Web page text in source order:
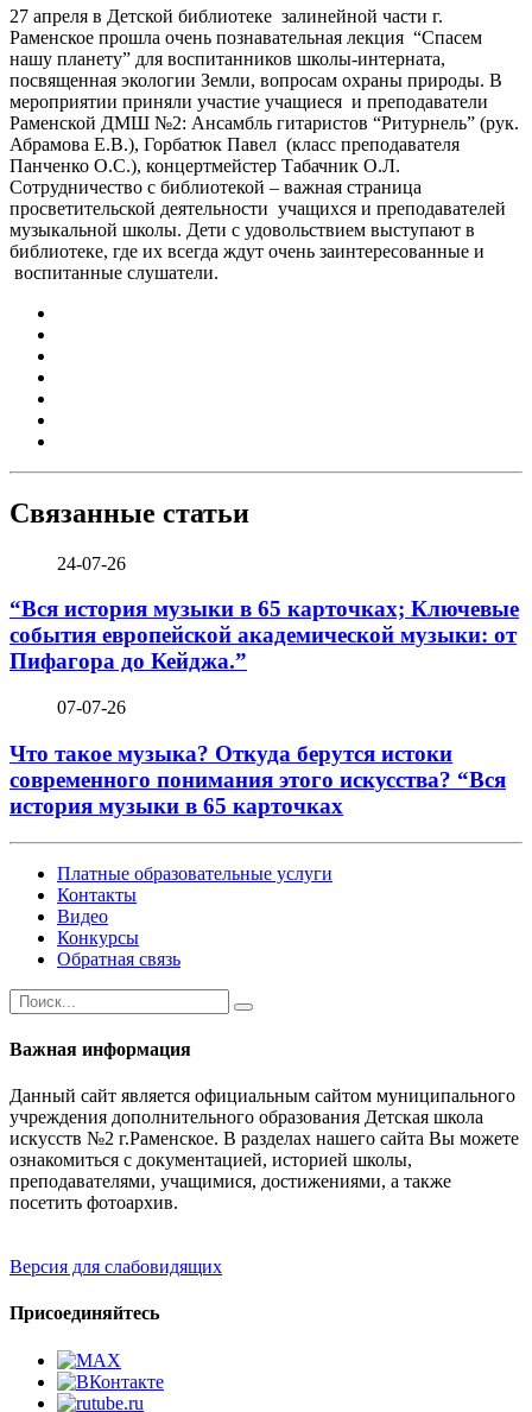
27 апреля в Детской библиотеке залинейной части г.
Раменское прошла очень познавательная лекция “Спасем
нашу планету” для воспитанников школы-интерната,
посвященная экологии Земли, вопросам охраны природы. В
мероприятии приняли участие учащиеся и преподаватели
Раменской ДМШ №2: Ансамбль гитаристов “Ритурнель” (рук.
Абрамова Е.В.), Горбатюк Павел (класс преподавателя
Панченко О.С.), концертмейстер Табачник О.Л.
Сотрудничество с библиотекой – важная страница
просветительской деятельности учащихся и преподавателей
музыкальной школы. Дети с удовольствием выступают в
библиотеке, где их всегда ждут очень заинтересованные и
воспитанные слушатели.
Связанные статьи
24-07-26
“Вся история музыки в 65 карточках; Ключевые
события европейской академической музыки: от
Пифагора до Кейджа.”
07-07-26
Что такое музыка? Откуда берутся истоки
современного понимания этого искусства? “Вся
история музыки в 65 карточках
Платные образовательные услуги
Контакты
Видео
Конкурсы
Обратная связь
Важная информация
Данный сайт является официальным сайтом муниципального
учреждения дополнительного образования Детская школа
искусств №2 г.Раменское. В разделах нашего сайта Вы можете
ознакомиться с документацией, историей школы,
преподавателями, учащимися, достижениями, а также
посетить фотоархив.
Версия для слабовидящих
Присоединяйтесь